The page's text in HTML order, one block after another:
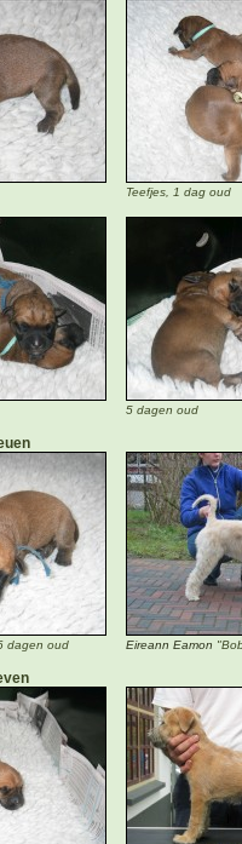
Teefjes, 1 dag oud
5 dagen oud
dagen oud Eireann Eamon